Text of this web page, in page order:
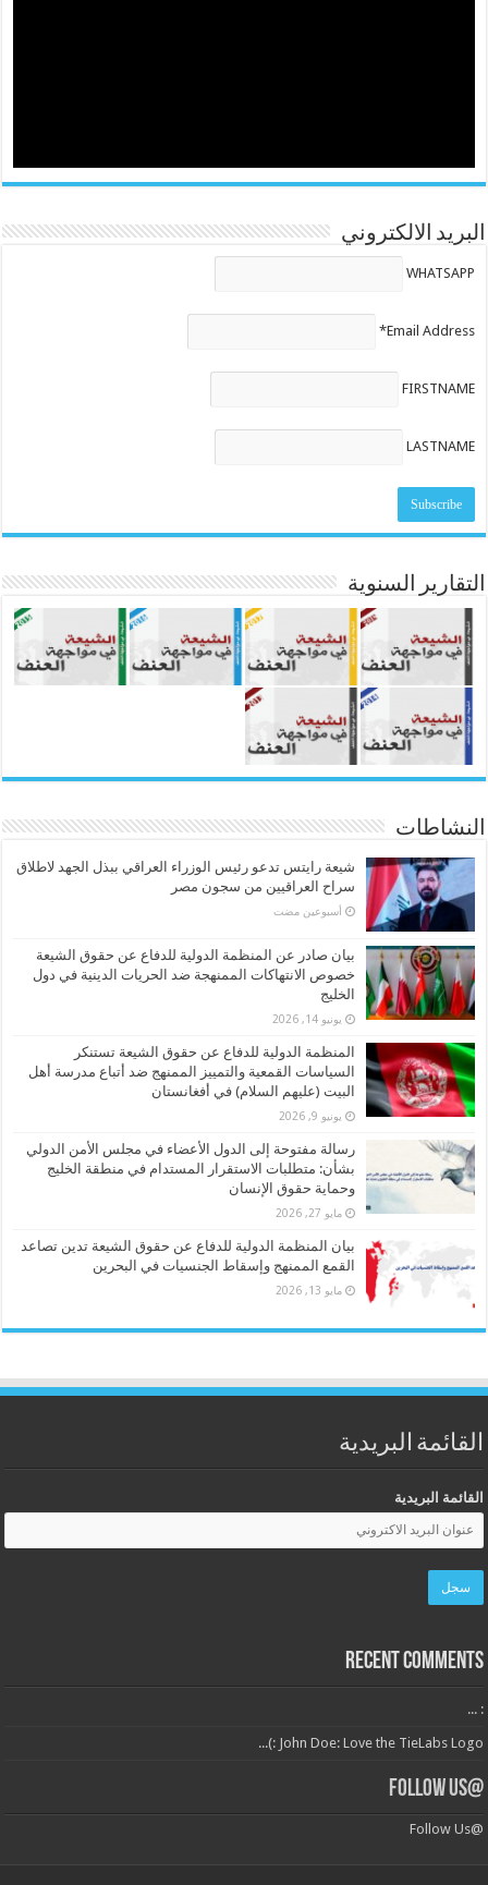
البريد الالكتروني
WHATSAPP
Email Address*
FIRSTNAME
LASTNAME
التقارير السنوية
النشاطات
شيعة رايتس تدعو رئيس الوزراء العراقي ببذل الجهد لاطلاق
سراح العراقيين من سجون مصر
‏أسبوعين مضت
بيان صادر عن المنظمة الدولية للدفاع عن حقوق الشيعة
خصوص الانتهاكات الممنهجة ضد الحريات الدينية في دول
الخليج
يونيو 14, 2026
المنظمة الدولية للدفاع عن حقوق الشيعة تستنكر
السياسات القمعية والتمييز الممنهج ضد أتباع مدرسة أهل
البيت (عليهم السلام) في أفغانستان
يونيو 9, 2026
رسالة مفتوحة إلى الدول الأعضاء في مجلس الأمن الدولي
بشأن: متطلبات الاستقرار المستدام في منطقة الخليج
وحماية حقوق الإنسان
مايو 27, 2026
بيان المنظمة الدولية للدفاع عن حقوق الشيعة تدين تصاعد
القمع الممنهج وإسقاط الجنسيات في البحرين
مايو 13, 2026
القائمة البريدية
القائمة البريدية
Recent Comments
: ...
John Doe: Love the TieLabs Logo :)...
@Follow Us
@Follow Us